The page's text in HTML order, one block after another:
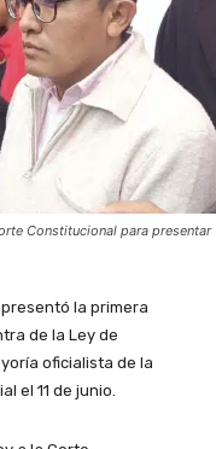
Constitucional para presentar
la primera
de la Ley de
oficialista de la
el 11 de junio.